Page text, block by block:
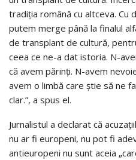
tradiția română cu altceva. Cu
putem merge până la finalul
de transplant de cultură,
ceea ce ne-a dat istoria. N-
că avem părinți. N-avem
avem o limbă care știe să ne
clar.”, a spus el.
Jurnalistul a declarat că
nu ar fi europeni, nu pot fi
antieuropeni nu sunt aceia